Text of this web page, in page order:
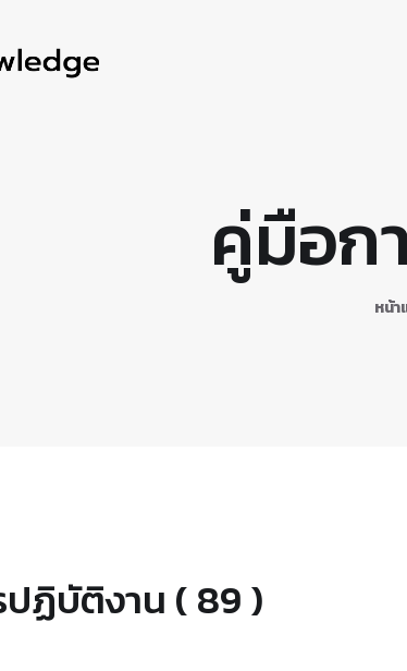
คู่มือก
หน้า
ฏิบัติงาน ( 89 )